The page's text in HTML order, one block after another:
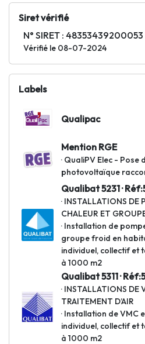
Siret vérifié
N° SIRET : 48353439200053
Vérifié le 08-07-2024
Labels
Qualipac
Mention RGE
· QualiPV Elec -
photovoltaïque
Qualibat 5231 ·
· INSTALLATIONS DE
CHALEUR ET
· Installation de
groupe froid en
individuel, collectif et
à 1000 m2
Qualibat 5311 ·
· INSTALLATIONS DE
TRAITEMENT D’AIR
· Installation de VMC
individuel, collectif et
à 1000 m2